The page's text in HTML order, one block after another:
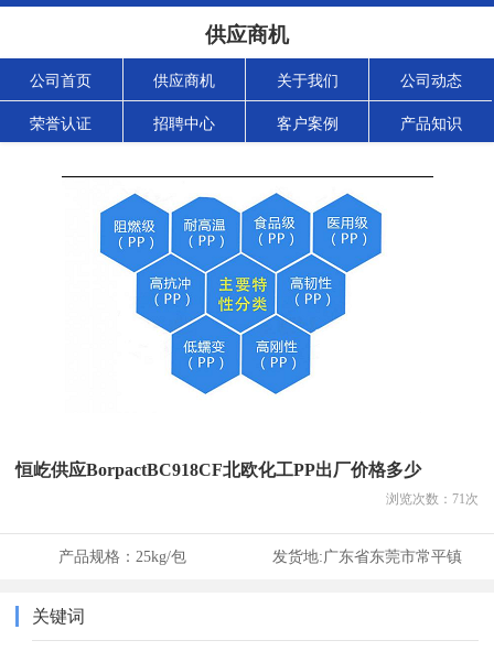
供应商机
公司首页 供应商机 关于我们 公司动态
荣誉认证 招聘中心 客户案例 产品知识
恒屹供应BorpactBC918CF北欧化工PP出厂价格多少
浏览次数： 71次
产品规格： 25kg/包 发货地:广东省东莞市常平镇
关键词